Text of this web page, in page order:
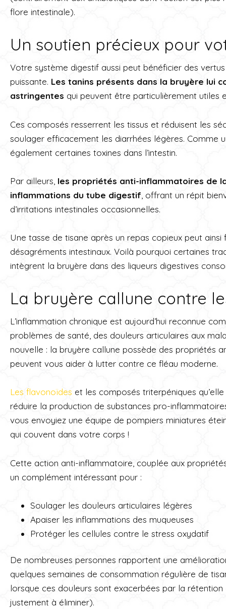
flore intestinale).
Un soutien précieux pour
Votre système digestif aussi peut bénéficier des
puissante. Les tanins présents dans la bruyère lui
astringentes qui peuvent être particulièrement utiles
Ces composés resserrent les tissus et réduisent les
soulager efficacement les diarrhées légères. Comme
également certaines toxines dans l’intestin.
Par ailleurs, les propriétés anti-inflammatoires de
inflammations du tube digestif , offrant un répit
d’irritations intestinales occasionnelles.
Une tasse de tisane après un repas copieux peut
désagréments intestinaux. Voilà pourquoi certaines
intègrent la bruyère dans des liqueurs digestives
La bruyère callune contre
L’inflammation chronique est aujourd’hui reconnue
problèmes de santé, des douleurs articulaires aux
nouvelle : la bruyère callune possède des propriétés
peuvent vous aider à lutter contre ce fléau moderne.
Les flavonoïdes et les composés triterpéniques
réduire la production de substances pro-
vous envoyiez une équipe de pompiers miniatures
qui couvent dans votre corps !
Cette action anti-inflammatoire, couplée aux
un complément intéressant pour :
Soulager les douleurs articulaires légères
Apaiser les inflammations des muqueuses
Protéger les cellules contre le stress oxydatif
De nombreuses personnes rapportent une
quelques semaines de consommation régulière de
lorsque ces douleurs sont exacerbées par la rétention
justement à éliminer).